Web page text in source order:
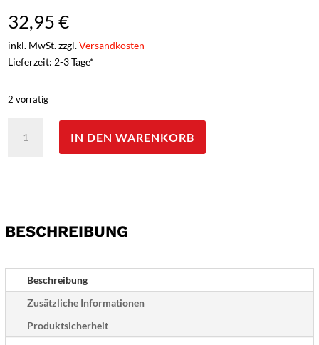
32,95€
inkl. MwSt. zzgl.Versandkosten
Lieferzeit: 2-3 Tage*
2 vorrätig
Plus
IN DEN WARENKORB
BESCHREIBUNG
Beschreibung
Zusätzliche Informationen
Produktsicherheit